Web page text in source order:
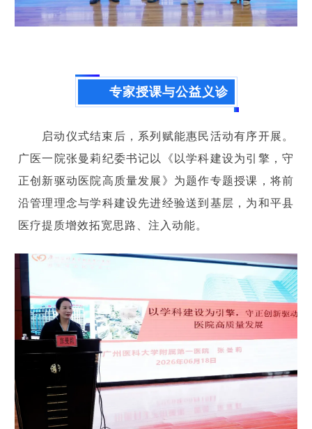
专家授课与公益义诊
启动仪式结束后，系列赋能惠民活动有序开展。
广医一院张曼莉纪委书记以《以学科建设为引擎，守
正创新驱动医院高质量发展》为题作专题授课，将前
沿管理理念与学科建设先进经验送到基层，为和平县
医疗提质增效拓宽思路、注入动能。